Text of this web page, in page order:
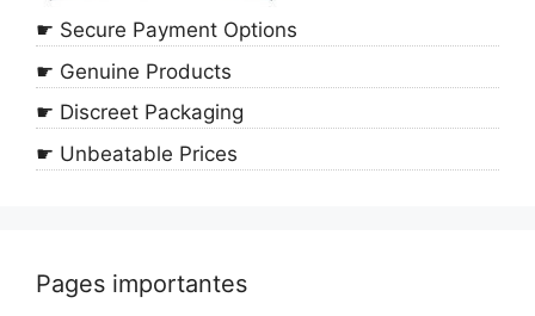
☛ Secure Payment Options
☛ Genuine Products
☛ Discreet Packaging
☛ Unbeatable Prices
Pages importantes